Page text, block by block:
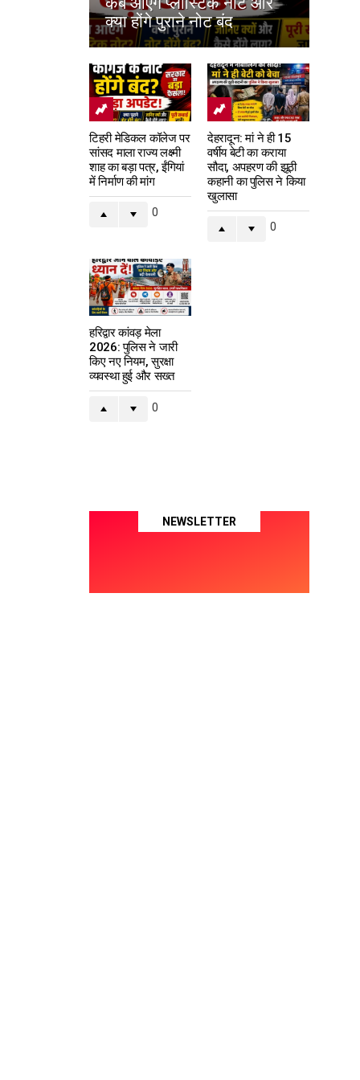
क्या होंगे पुराने नोट बंद
टिहरी मेडिकल कॉलेज पर
सांसद माला राज्य लक्ष्मी
शाह का बड़ा पत्र, ईंगियां
में निर्माण की मांग
0
देहरादून: मां ने ही 15
वर्षीय बेटी का कराया
सौदा, अपहरण की झूठी
कहानी का पुलिस ने किया
खुलासा
0
हरिद्वार कांवड़ मेला
2026: पुलिस ने जारी
किए नए नियम, सुरक्षा
व्यवस्था हुई और सख्त
0
NEWSLETTER